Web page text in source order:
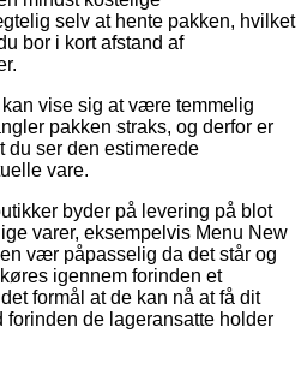
selv at hente pakken, hvilket
bor i kort afstand af
vise sig at være temmelig
pakken straks, og derfor er
du ser den estimerede
vare.
byder på levering på blot
varer, eksempelvis Menu New
vær påpasselig da det står og
igennem forinden et
formål at de kan nå at få dit
forinden de lageransatte holder